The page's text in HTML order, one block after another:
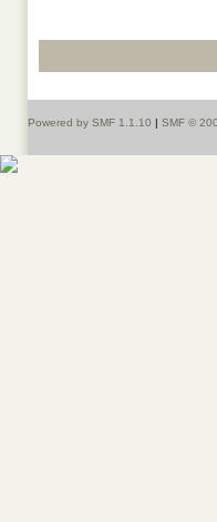
Powered by SMF 1.1.10 | SMF ©